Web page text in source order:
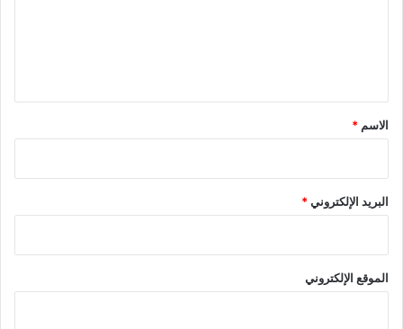
*
الاسم *
البريد الإلكتروني*
الموقع الإلكتروني